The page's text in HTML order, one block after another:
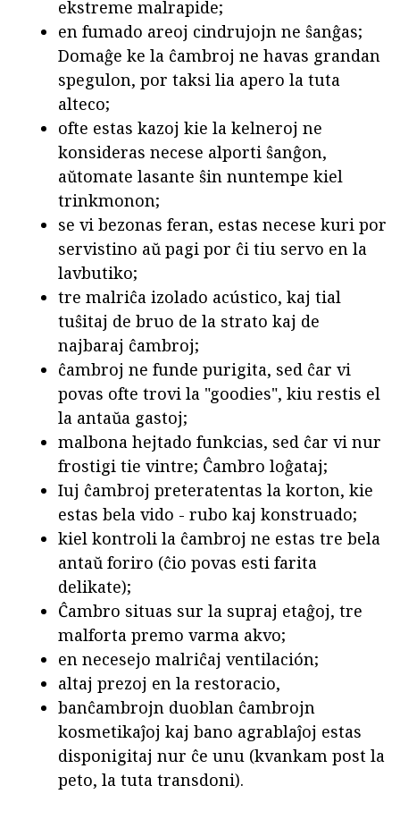
ekstreme malrapide;
en fumado areoj cindrujojn ne ŝanĝas;
Domaĝe ke la ĉambroj ne havas grandan
spegulon, por taksi lia apero la tuta
alteco;
ofte estas kazoj kie la kelneroj ne
konsideras necese alporti ŝanĝon,
aŭtomate lasante ŝin nuntempe kiel
trinkmonon;
se vi bezonas feran, estas necese kuri por
servistino aŭ pagi por ĉi tiu servo en la
lavbutiko;
tre malriĉa izolado acústico, kaj tial
tuŝitaj de bruo de la strato kaj de
najbaraj ĉambroj;
ĉambroj ne funde purigita, sed ĉar vi
povas ofte trovi la "goodies", kiu restis el
la antaŭa gastoj;
malbona hejtado funkcias, sed ĉar vi nur
frostigi tie vintre; Ĉambro loĝataj;
Iuj ĉambroj preteratentas la korton, kie
estas bela vido - rubo kaj konstruado;
kiel kontroli la ĉambroj ne estas tre bela
antaŭ foriro (ĉio povas esti farita
delikate);
Ĉambro situas sur la supraj etaĝoj, tre
malforta premo varma akvo;
en necesejo malriĉaj ventilación;
altaj prezoj en la restoracio,
banĉambrojn duoblan ĉambrojn
kosmetikaĵoj kaj bano agrablaĵoj estas
disponigitaj nur ĉe unu (kvankam post la
peto, la tuta transdoni).